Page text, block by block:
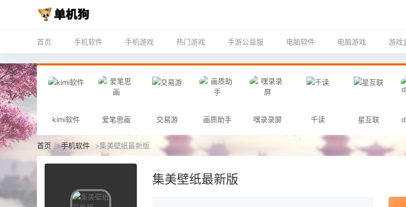
首页 手机软件 手机游戏 热门游戏 手游公益服 电脑软件 电脑游戏 游戏
kimi软件 爱笔思画 交易游 画质助手 嘿录录屏 千读 星互联
首页 >手机软件 >集美壁纸最新版
集美壁纸最新版